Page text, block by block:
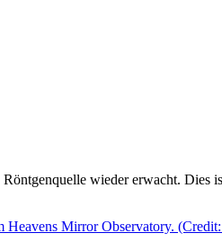
wieder erwacht. Dies